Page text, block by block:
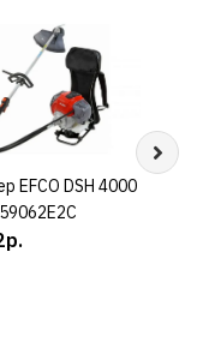
КУПИТЬ
EFCO DSH 4000